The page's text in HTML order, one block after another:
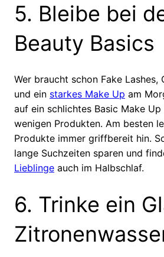
5. Bleibe bei
Beauty Basics
Wer braucht schon Fake
und ein starkes Make Up am
auf ein schlichtes Basic Make
wenigen Produkten. Am besten
Produkte immer griffbereit hin.
lange Suchzeiten sparen und
Lieblinge auch im Halbschlaf.
6. Trinke ein